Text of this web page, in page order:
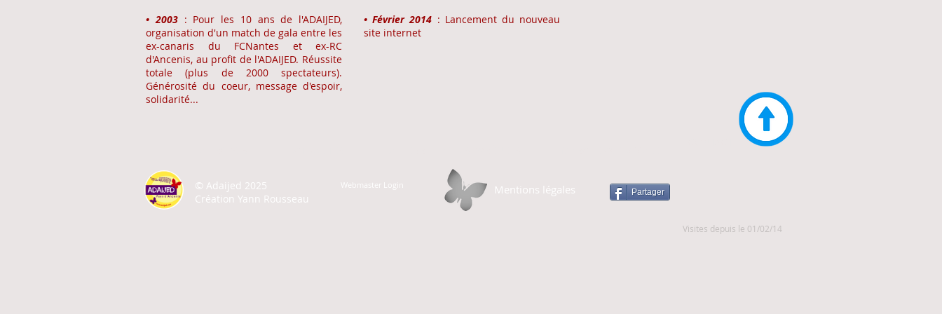
• 2003: Pour les 10 ans de l'ADAIJED,
organisation d'un match de gala entre les
ex-canaris du FCNantes et ex-RC
d'Ancenis, au profit de l'ADAIJED. Réussite
totale (plus de 2000 spectateurs).
Générosité du coeur, message d'espoir,
solidarité...
• Février 2014 : Lancement du nouveau
site internet
© Adaijed 2025
Création Yann Rousseau
Webmaster Login
Partager
Mentions légales
Visites depuis le 01/02/14